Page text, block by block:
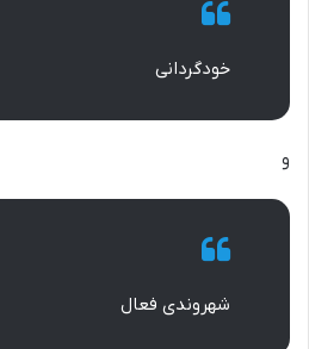
خودگردانی
و
شهروندی فعال